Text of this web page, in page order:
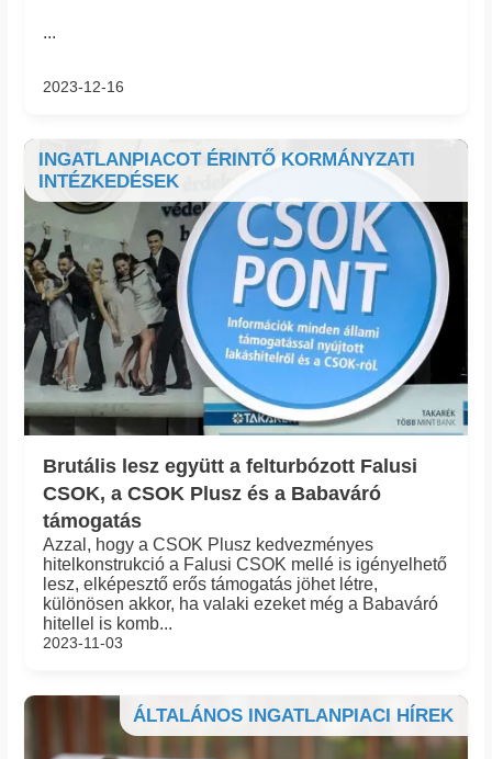
...
2023-12-16
INGATLANPIACOT ÉRINTŐ KORMÁNYZATI
INTÉZKEDÉSEK
Brutális lesz együtt a felturbózott Falusi
CSOK, a CSOK Plusz és a Babaváró
támogatás
Azzal, hogy a CSOK Plusz kedvezményes
hitelkonstrukció a Falusi CSOK mellé is igényelhető
lesz, elképesztő erős támogatás jöhet létre,
különösen akkor, ha valaki ezeket még a Babaváró
hitellel is komb...
2023-11-03
ÁLTALÁNOS INGATLANPIACI HÍREK